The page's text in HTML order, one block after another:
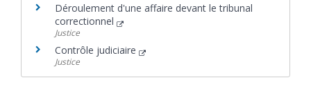
Déroulement d'une affaire devant le tribunal
correctionnel
Justice
Contrôle judiciaire
Justice